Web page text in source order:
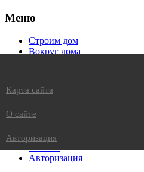
Меню
Строим дом
Вокруг дома
Вкусно в доме
Карта сайта
О сайте
Авторизация
Карта сайта
О сайте
Авторизация